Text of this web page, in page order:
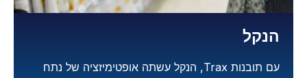
הנקל
עם תובנות Trax, הנקל עשתה אופטימיזציה של נתח